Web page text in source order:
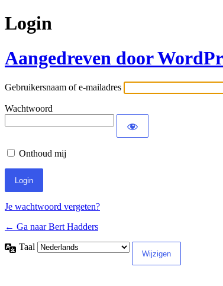
Login
Aangedreven door
Gebruikersnaam of e-mailadres
Wachtwoord
Onthoud mij
Je wachtwoord vergeten?
← Ga naar Bert Hadders
Taal